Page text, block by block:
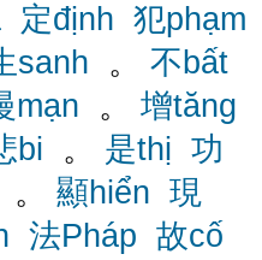
定định 犯phạm
sanh 。 不bất
mạn 。 增tăng
bi 。 是thị 功
。 顯hiển 現
法Pháp 故cố